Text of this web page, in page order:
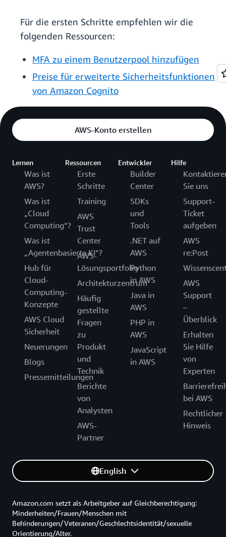
Für die ersten Schritte empfehlen wir die
folgenden Ressourcen:
MFA zu einem Benutzerpool hinzufügen
Preise für erweiterte Sicherheitsfunktionen
von Amazon Cognito
AWS-Konto erstellen
Lernen
Was ist
AWS?
Was ist
„Cloud
Computing“?
Was ist
„Agentenbasierte KI“?
Hub für
Cloud-
Computing-
Konzepte
AWS Cloud
Sicherheit
Neuerungen
Blogs
Pressemitteilungen
Ressourcen
Erste
Schritte
Training
AWS
Trust
Center
AWS-
Lösungsportfolio
Architekturzentrum
Häufig
gestellte
Fragen
zu
Produkt
und
Technik
Berichte
von
Analysten
AWS-
Partner
Entwickler
Builder
Center
SDKs
und
Tools
.NET auf
AWS
Python
in AWS
Java in
AWS
PHP in
AWS
JavaScript
in AWS
Hilfe
Sie uns
Support-
Ticket
aufgeben
AWS
re:Post
AWS
Support
–
Überblick
Erhalten
Sie Hilfe
von
Experten
bei AWS
Rechtlicher
Hinweis
English
Amazon.com setzt als Arbeitgeber auf Gleichberechtigung:
Minderheiten/Frauen/Menschen mit
Behinderungen/Veteranen/Geschlechtsidentität/sexuelle
Orientierung/Alter.